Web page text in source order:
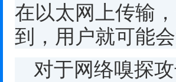
在以太网上传输
到，用户就可能
对于网络嗅探